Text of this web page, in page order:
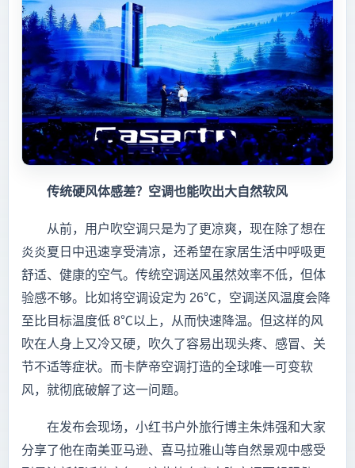
传统硬风体感差？空调也能吹出大自然软风
从前，用户吹空调只是为了更凉爽，现在除了想在
炎炎夏日中迅速享受清凉，还希望在家居生活中呼吸更
舒适、健康的空气。传统空调送风虽然效率不低，但体
验感不够。比如将空调设定为 26℃，空调送风温度会降
至比目标温度低 8℃以上，从而快速降温。但这样的风
吹在人身上又冷又硬，吹久了容易出现头疼、感冒、关
节不适等症状。而卡萨帝空调打造的全球唯一可变软
风，就彻底破解了这一问题。
在发布会现场，小红书户外旅行博主朱炜强和大家
分享了他在南美亚马逊、喜马拉雅山等自然景观中感受